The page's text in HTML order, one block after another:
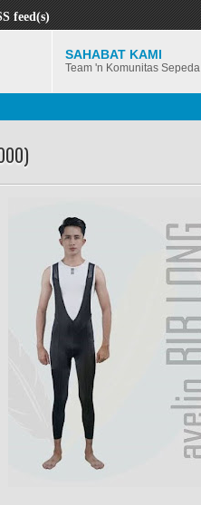
feed(s)
SAHABAT KAMI
Team 'n Komunitas Sepeda